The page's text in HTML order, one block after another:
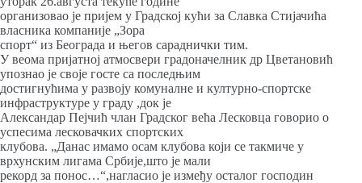
организовао је пријем у Градској кући за Славка Стијачића
власника компаније „Зора
спорт“ из Београда и његов сараднички тим.
У веома пријатној атмосвери градоначелник др Цветановић
упознао је своје госте са последњим
достигнућима у развоју комуналне и културно-спортске
инфраструктуре у граду ,док је
Александар Пејчић члан Градског већа Лесковца говорио о
успесима лесковачких спортских
клубова. „Данас имамо осам клубова који се такмиче у
врхунским лигама Србије,што је мали
рекорд за понос…“,нагласио је између осталог господин